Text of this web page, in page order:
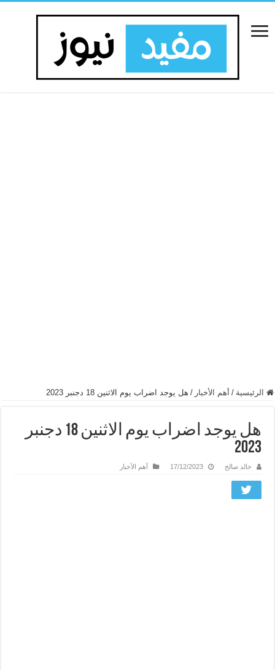
الرئيسية / أهم الأخبار / هل يوجد اضراب يوم الاثنين 18 دجنبر 2023
هل يوجد اضراب يوم الاثنين 18 دجنبر
2023
خالد صالح 17/12/2023 أهم الأخبار